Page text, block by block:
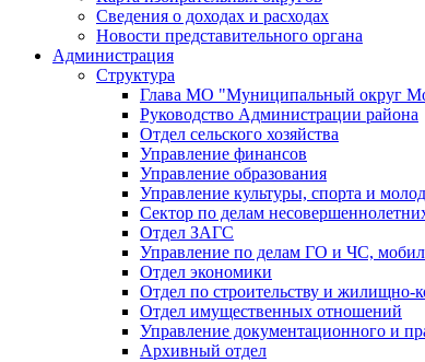
Сведения о доходах и расходах
Новости представительного органа
Администрация
Структура
Глава МО "Муниципальный округ
Руководство Администрации района
Отдел сельского хозяйства
Управление финансов
Управление образования
Управление культуры, спорта и
Сектор по делам
Отдел ЗАГС
Управление по делам ГО и ЧС,
Отдел экономики
Отдел по строительству и жилищно-
Отдел имущественных отношений
Управление документационного и
Архивный отдел